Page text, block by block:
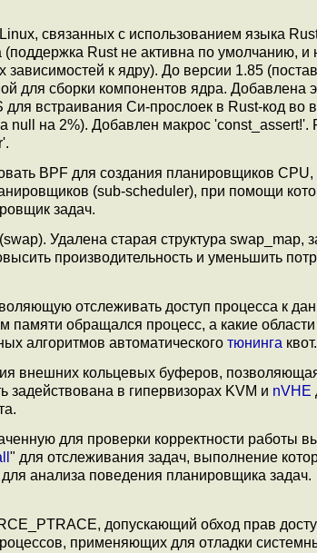
связанных с использованием языка
Rust не активна по умолчанию, и
к ядру). До версии 1.85
для сборки компонентов ядра. Добавлена
встраивания Си-прослоек в Rust-код во
null на 2%). Добавлен макрос
BPF для создания планировщиков CPU,
(sub-scheduler), при помощи
задач.
Удалена старая структура swap_map,
производительность и уменьшить
отслеживать доступ процесса к
памяти обращался процесс, а какие
алгоритмов автоматического тюнинга квот.
внешних кольцевых буферов,
в гипервизорах KVM и nVHE
для проверки корректности работы
" для отслеживания задач, выполнение
анализа поведения планировщика задач.
допускающий обход прав
применяющих для отладки